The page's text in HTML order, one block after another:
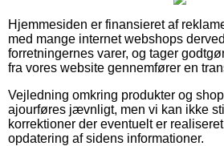
Hjemmesiden er finansieret af
med mange internet webshops
forretningernes varer, og tager
fra vores website gennemfører en
Vejledning omkring produkter og
ajourføres jævnligt, men vi kan ikke
korrektioner der eventuelt er
opdatering af sidens informationer.